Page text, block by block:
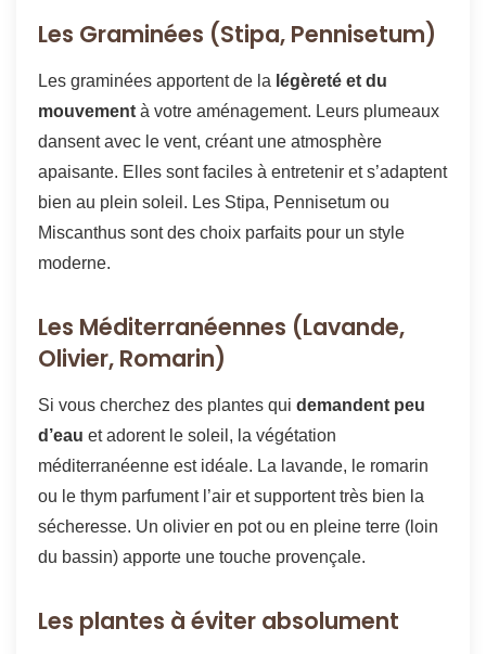
Les Graminées (Stipa, Pennisetum)
Les graminées apportent de la légèreté et du
mouvement à votre aménagement. Leurs plumeaux
dansent avec le vent, créant une atmosphère
apaisante. Elles sont faciles à entretenir et s’adaptent
bien au plein soleil. Les Stipa, Pennisetum ou
Miscanthus sont des choix parfaits pour un style
moderne.
Les Méditerranéennes (Lavande,
Olivier, Romarin)
Si vous cherchez des plantes qui demandent peu
d’eau et adorent le soleil, la végétation
méditerranéenne est idéale. La lavande, le romarin
ou le thym parfument l’air et supportent très bien la
sécheresse. Un olivier en pot ou en pleine terre (loin
du bassin) apporte une touche provençale.
Les plantes à éviter absolument